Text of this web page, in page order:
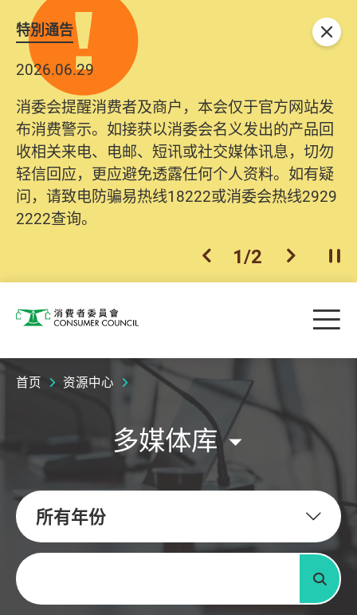
特別通告
2026.06.29
消委会提醒消费者及商户，本会仅于官方网站发
布消费警示。如接获以消委会名义发出的产品回
收相关来电、电邮、短讯或社交媒体讯息，切勿
轻信回应，更应避免透露任何个人资料。如有疑
问，请致电防骗易热线18222或消委会热线2929
2222查询。
上一个
1/2 下一个开
关闭
消费者委员会 目
首页 资源中心
多媒体库
所有年份
关键字
搜寻